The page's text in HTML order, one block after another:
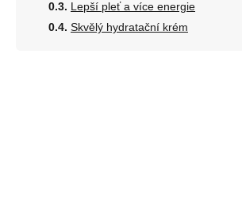
Lepší pleť a více energie
Skvělý hydratační krém